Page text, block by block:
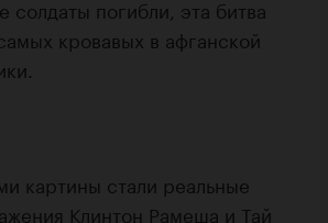
солдаты погибли, эта битва
кровавых в афганской
картины стали реальные
Клинтон Рамеша и Тай